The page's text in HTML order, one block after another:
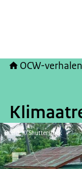
OCW-verhalen
Beeld: © Shutterstock